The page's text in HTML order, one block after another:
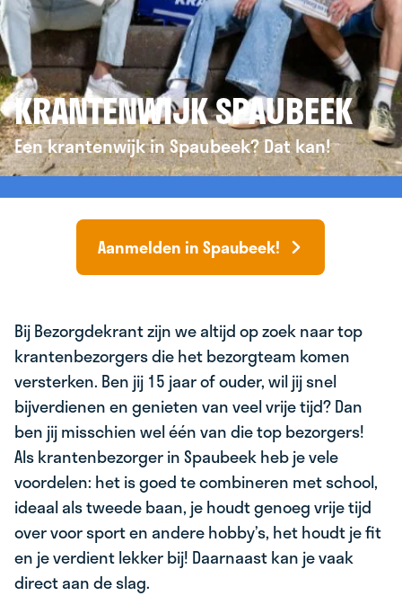
KRANTENWIJK SPAUBEEK
Een krantenwijk in Spaubeek? Dat kan!
Aanmelden in Spaubeek!
Bij Bezorgdekrant zijn we altijd op zoek naar top
krantenbezorgers die het bezorgteam komen
versterken. Ben jij 15 jaar of ouder, wil jij snel
bijverdienen en genieten van veel vrije tijd? Dan
ben jij misschien wel één van die top bezorgers!
Als krantenbezorger in Spaubeek heb je vele
voordelen: het is goed te combineren met school,
ideaal als tweede baan, je houdt genoeg vrije tijd
over voor sport en andere hobby’s, het houdt je fit
en je verdient lekker bij! Daarnaast kan je vaak
direct aan de slag.